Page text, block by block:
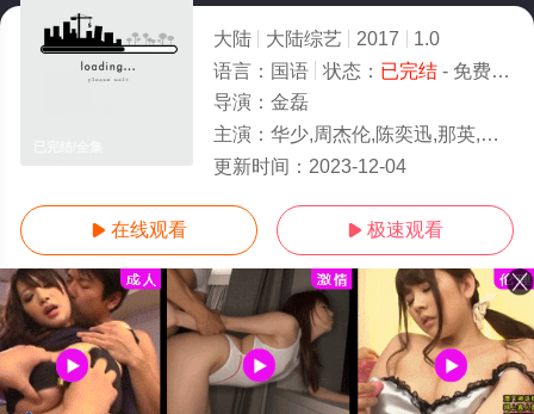
大陆 大陆综艺 2017
1.0
语言： 国语 状态： 已完结- 免费在线观看
导演： 金磊
主演： 华少,周杰伦,陈奕迅,那英,刘欢
更新时间： 2023-12-04
 在线观看  极速观看